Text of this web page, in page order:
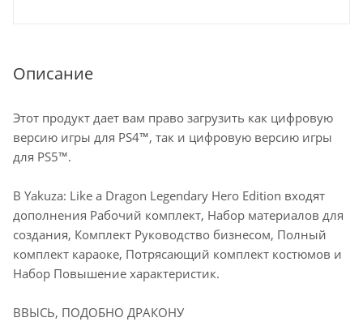
Описание
Этот продукт дает вам право загрузить как цифровую
версию игры для PS4™, так и цифровую версию игры
для PS5™.
В Yakuza: Like a Dragon Legendary Hero Edition входят
дополнения Рабочий комплект, Набор материалов для
создания, Комплект Руководство бизнесом, Полный
комплект караоке, Потрясающий комплект костюмов и
Набор Повышение характеристик.
ВВЫСЬ, ПОДОБНО ДРАКОНУ